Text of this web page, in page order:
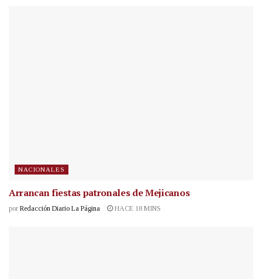
NACIONALES
Arrancan fiestas patronales de Mejicanos
por Redacción Diario La Página HACE 18 MINS